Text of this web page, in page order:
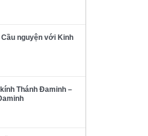
nguyện với Kinh
Thánh Đaminh –